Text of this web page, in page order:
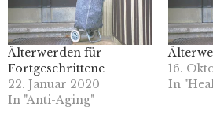
Älterwerden für
Fortgeschrittene
22. Januar 2020
In "Anti-Aging"
16.
In